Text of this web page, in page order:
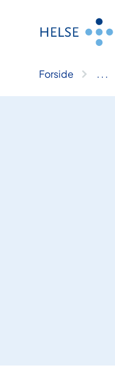
Forside .. .